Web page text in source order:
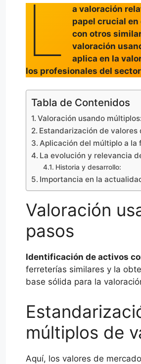
L
a valoración
papel crucial
con otros
valoración
aplica en la
los profesionales del
Tabla de Contenidos
Valoración usando
Estandarización de
Aplicación del múltiplo a la
La evolución y relevancia
Historia y desarrollo:
Importancia en la
Valoración
pasos
Identificación de activos
ferreterías similares y la
base sólida para la
múltiplos de
Aquí, los valores de